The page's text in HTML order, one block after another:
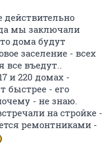
действительно
мы заключали
дома будут
заселение - всех
все въедут..
и 220 домах -
быстрее - его
- не знаю.
на стройке -
ремонтниками -